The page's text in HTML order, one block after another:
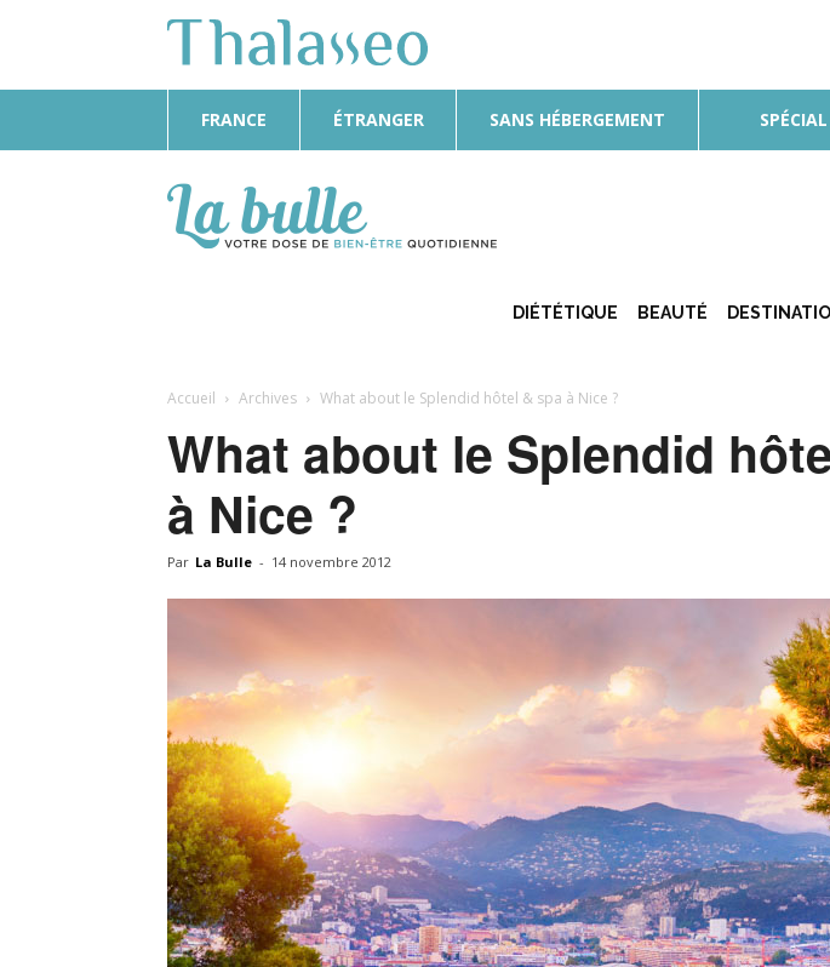
FRANCE ÉTRANGER SANS HÉBERGEMENT
Bulle
DIÉTÉTIQUE BEAUTÉ
Accueil Archives What about le Splendid hôtel & spa à Nice ?
What about le Splendid
à Nice ?
Par La Bulle - 14 novembre 2012